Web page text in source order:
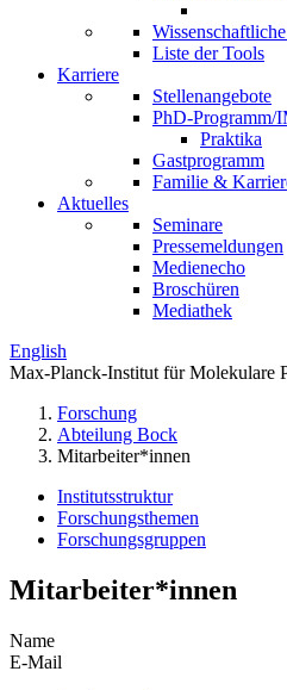
Liste der Tools
Karriere
Stellenangebote
PhD-Programm/
Praktika
Gastprogramm
Familie &
Aktuelles
Seminare
Pressemeldungen
Medienecho
Broschüren
Mediathek
English
Max-Planck-Institut für Molekulare
Forschung
Abteilung Bock
Mitarbeiter*innen
Institutsstruktur
Forschungsthemen
Forschungsgruppen
Mitarbeiter*innen
Name
E-Mail